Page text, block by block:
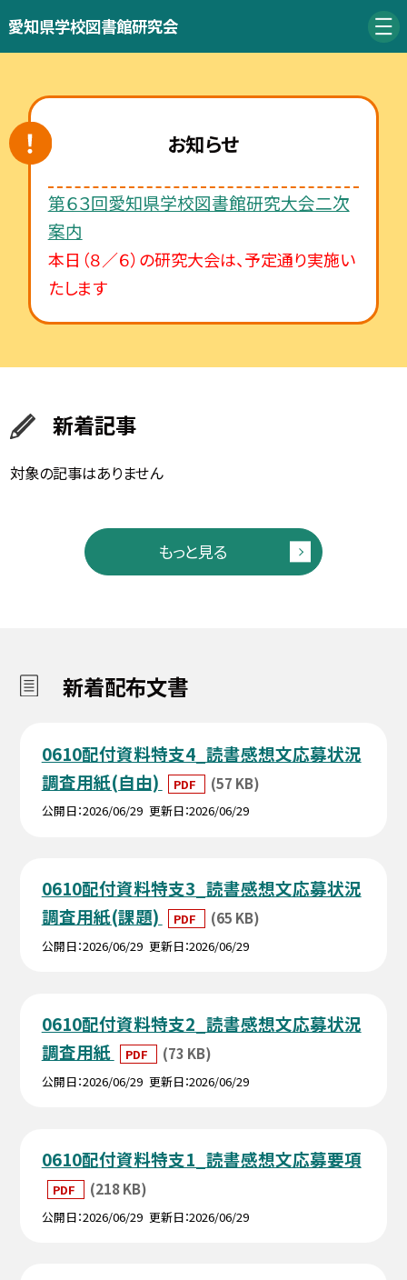
愛知県学校図書館研究会
お知らせ
第６３回愛知県学校図書館研究大会二次
案内
本日（８／６）の研究大会は、予定通り実施い
たします
新着記事
対象の記事はありません
もっと見る
新着配布文書
0610配付資料特支4_読書感想文応募状況
調査用紙(自由)
PDF (57 KB)
公開日 2026/06/29 更新日 2026/06/29
0610配付資料特支3_読書感想文応募状況
調査用紙(課題)
PDF (65 KB)
公開日 2026/06/29 更新日 2026/06/29
0610配付資料特支2_読書感想文応募状況
調査用紙
PDF (73 KB)
公開日 2026/06/29 更新日 2026/06/29
0610配付資料特支1_読書感想文応募要項
PDF (218 KB)
公開日 2026/06/29 更新日 2026/06/29